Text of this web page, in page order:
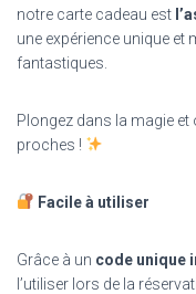
notre carte cadeau est
une expérience unique
fantastiques.
Plongez dans la magie
proches !
Facile à utiliser
Grâce à un code unique
l’utiliser lors de la